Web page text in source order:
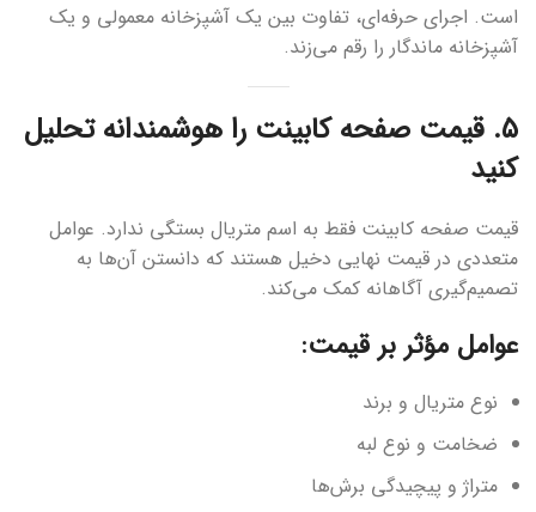
است. اجرای حرفه‌ای، تفاوت بین یک آشپزخانه معمولی و یک
آشپزخانه ماندگار را رقم می‌زند.
۵. قیمت صفحه کابینت را هوشمندانه تحلیل
کنید
قیمت صفحه کابینت فقط به اسم متریال بستگی ندارد. عوامل
متعددی در قیمت نهایی دخیل هستند که دانستن آن‌ها به
تصمیم‌گیری آگاهانه کمک می‌کند.
عوامل مؤثر بر قیمت:
نوع متریال و برند
ضخامت و نوع لبه
متراژ و پیچیدگی برش‌ها